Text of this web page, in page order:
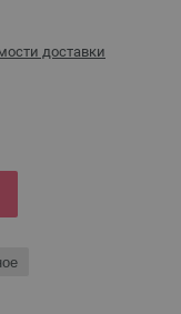
доставки